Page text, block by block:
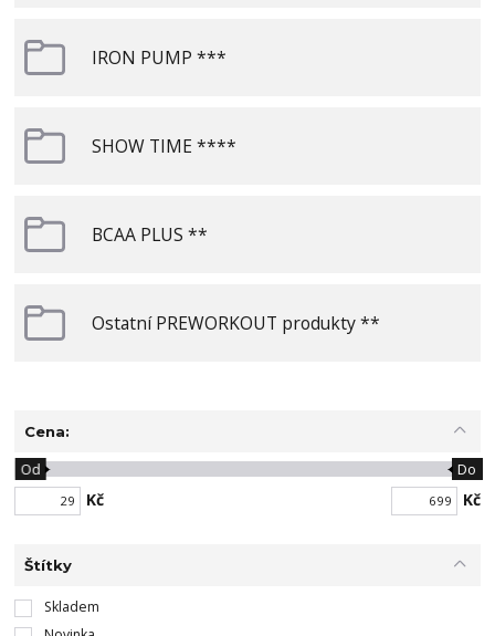
IRON PUMP ***
SHOW TIME ****
BCAA PLUS **
Ostatní PREWORKOUT produkty **
Cena:
Kč
Od Do
Kč
Štítky
Skladem